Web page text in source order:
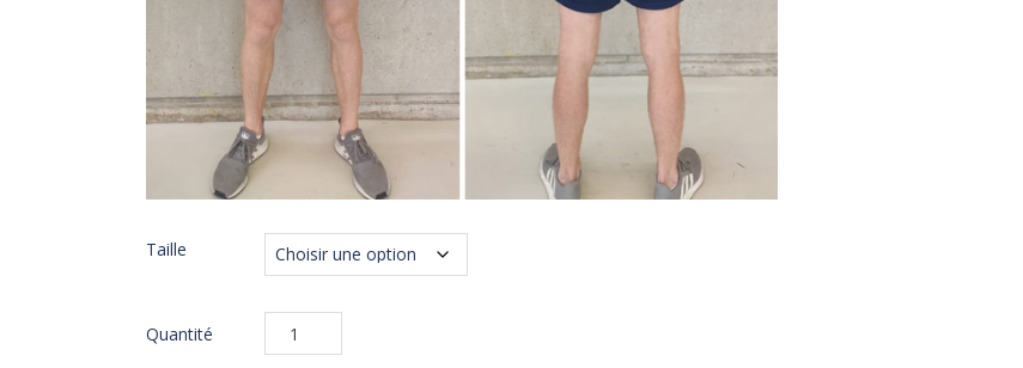
Taille
quantité
de